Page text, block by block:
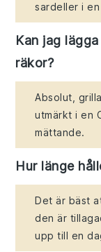
sardeller i
Kan jag
räkor?
Absolut,
utmärkt i en
mättande.
Hur länge
Det är bäst
den är
upp till en